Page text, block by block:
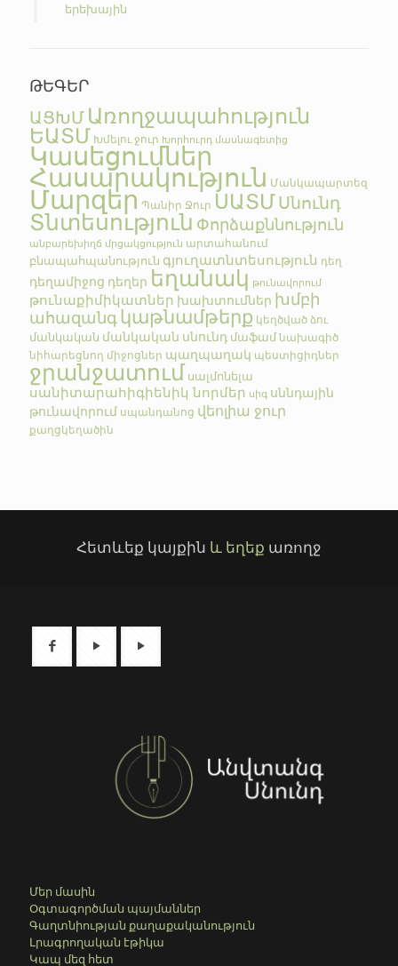
երեխային
ԹԵԳԵՐ
ԱՑԽՄ Առողջապահություն
ԵԱՏՄ Խմելու ջուր Խորհուրդ մասնագետից
Կասեցումներ
Հասարակություն Մանկապարտեզ
Մարզեր Պանիր Ջուր ՍԱՏՄՍնունդ
Տնտեսություն Փորձաքննություն
անբարեխիղճ մրցակցություն արտահանում
բնապահպանություն գյուղատնտեսություն դեղ
դեղամիջոց դեղեր եղանակ թունավորում
թունաքիմիկատներ խախտումներ խմբի
ահազանգկաթնամթերք կեղծված ձու
մանկական մանկական սնունդ մաֆամ նախագիծ
նիհարեցնող միջոցներ պաղպաղակ պեստիցիդներ
ջրանջատում սալմոնելա
սանիտարահիգիենիկ նորմեր սիգ սննդային
թունավորում սպանդանոց վեոլիա ջուր
քաղցկեղածին
Հետևեք կայքին և եղեք առողջ
Մեր մասին
Օգտագործման պայմաններ
Գաղտնիության քաղաքականություն
Լրագրողական էթիկա
Կապ մեզ հետ